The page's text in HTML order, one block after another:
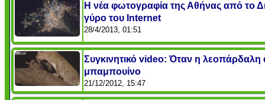
Η νέα φωτογραφία της Αθήνας από το
γύρο του Internet
28/4/2013, 01:51
Συγκινητικό video: Όταν η
μπαμπουίνο
21/12/2012, 15:47